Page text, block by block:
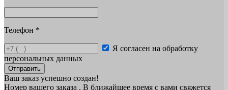
Телефон *
Я согласен на обработку
персональных данных
Отправить
Ваш заказ успешно создан!
Номер вашего заказа . В ближайшее время с вами свяжется